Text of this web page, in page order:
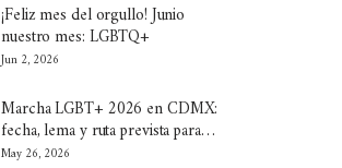
¡Feliz mes del orgullo! Junio
nuestro mes: LGBTQ+
Jun 2, 2026
Marcha LGBT+ 2026 en CDMX:
fecha, lema y ruta prevista para…
May 26, 2026